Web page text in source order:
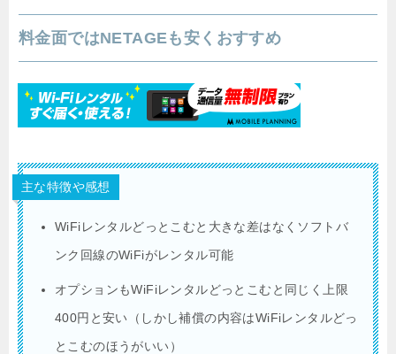
料金面ではNETAGEも安くおすすめ
主な特徴や感想
WiFiレンタルどっとこむと大きな差はなくソフトバ
ンク回線のWiFiがレンタル可能
オプションもWiFiレンタルどっとこむと同じく上限
400円と安い（しかし補償の内容はWiFiレンタルどっ
とこむのほうがいい）